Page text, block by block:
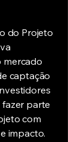
do Projeto
mercado
captação
parte
com
impacto.